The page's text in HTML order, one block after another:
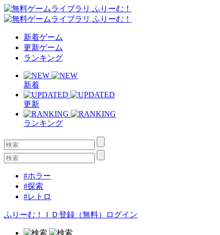
新着ゲーム
更新ゲーム
ランキング
新着
更新
ランキング
#ホラー
#探索
#レトロ
ふりーむ！ＩＤ登録（無料） ログイン